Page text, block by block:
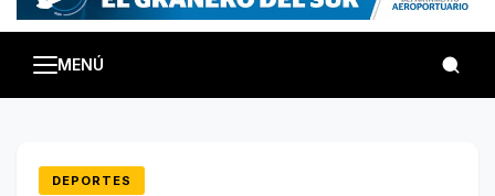
MENÚ
DEPORTES